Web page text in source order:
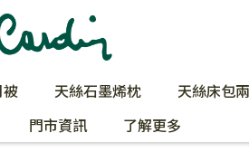
天絲石墨烯枕 天絲床包
門市資訊 了解更多